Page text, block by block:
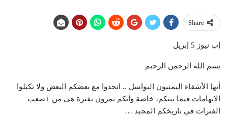
Share
إب نيوز 5 إبريل
بسم الله الرحمن الرحيم
أيها الأشقاء اليمنيون البواسل .. اتحدوا مع بعضكم البعض ولا تكيلوا
الاتهامات فيما بينكم، خاصة وأنكم تمرون بفترة هي من ٱصعب
الفترات في تاريخكم المجيد …